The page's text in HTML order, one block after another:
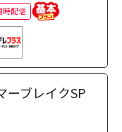
時配信
ーブレイクSP